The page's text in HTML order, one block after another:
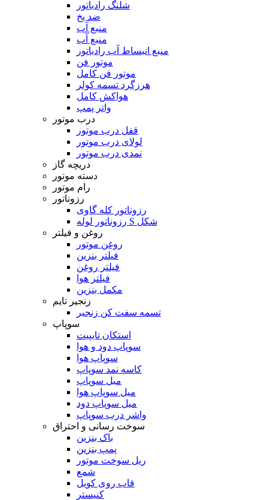
شلنگ رادیاتور
ضد یخ
منبع آب
منبع آب
منبع انبساط آب رادیاتور
موتور فن
موتور فن کامل
هرزگرد تسمه کولر
هواکش کامل
واتر پمپ
درب موتور
قفل درب موتور
لولای درب موتور
نمدی درب موتور
دریچه گاز
دسته موتور
رام موتور
رزوناتور
رزوناتور کله گاوی
رزوناتور لوله S شکل
روغن و فیلتر
روغن موتور
فیلتر بنزین
فیلتر روغن
فیلتر هوا
مکمل بنزین
زنجیر تایم
تسمه سفت کن زنجیر
سوپاپ
استکان تایپیت
سوپاپ دود و هوا
سوپاپ هوا
کاسه نمد سوپاپ
میل سوپاپ
میل سوپاپ هوا
میل سوپاپ دود
واشر درب سوپاپ
سوخت رسانی و احتراق
باک بنزین
پمپ بنزین
ریل سوخت موتور
شمع
قاب روی کویل
کنیستر